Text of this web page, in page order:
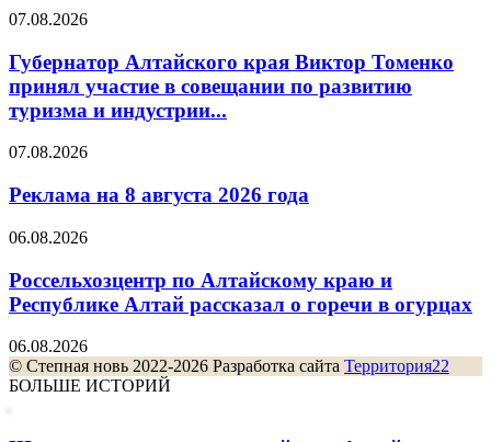
07.08.2026
Губернатор Алтайского края Виктор Томенко
принял участие в совещании по развитию
туризма и индустрии...
07.08.2026
Реклама на 8 августа 2026 года
06.08.2026
Россельхозцентр по Алтайскому краю и
Республике Алтай рассказал о горечи в огурцах
06.08.2026
© Степная новь 2022-2026 Разработка сайта Территория22
БОЛЬШЕ ИСТОРИЙ